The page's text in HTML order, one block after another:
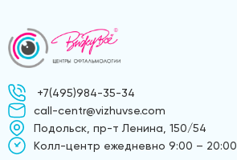
+7(495)984-35-34
call-centr@vizhuvse.com
Подольск, пр-т Ленина, 150/54
Kолл-центр ежедневно 9:00 – 20:00